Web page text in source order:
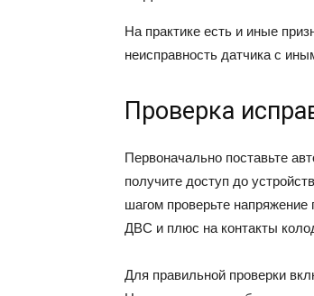
На практике есть и иные
неисправность датчика с
Проверка
Первоначально поставьте
получите доступ до
шагом проверьте
ДВС и плюс на контакты
Для правильной проверки